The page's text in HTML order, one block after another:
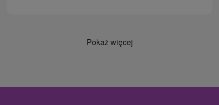
Pokaż więcej